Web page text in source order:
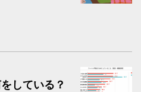
している？